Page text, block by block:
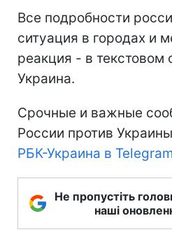
Все подробности
ситуация в городах и
реакция - в текстовом
Украина.
Срочные и важные
России против
РБК-Украина в Telegram
Не пропустіть
наші